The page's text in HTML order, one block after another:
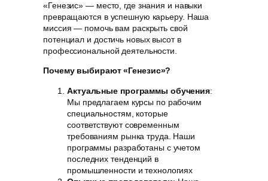
«Генезис» — место, где знания и навыки
превращаются в успешную карьеру. Наша
миссия — помочь вам раскрыть свой
потенциал и достичь новых высот в
профессиональной деятельности.
Почему выбирают «Генезис»?
Актуальные программы обучения:
Мы предлагаем курсы по рабочим
специальностям, которые
соответствуют современным
требованиям рынка труда. Наши
программы разработаны с учетом
последних тенденций в
промышленности и технологиях